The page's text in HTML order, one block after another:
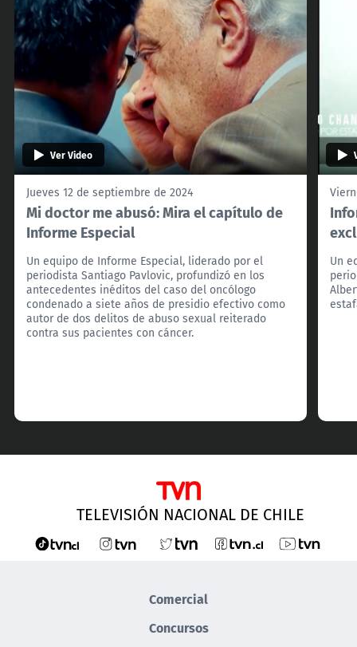
Ver Video
Jueves 12 de septiembre de 2024
Mi doctor me abusó: Mira el capítulo de
Informe Especial
Un equipo de Informe Especial, liderado por el
periodista Santiago Pavlovic, profundizó en los
antecedentes inéditos del caso del oncólogo
condenado a siete años de presidio efectivo como
autor de dos delitos de abuso sexual reiterado
contra sus pacientes con cáncer.
Un
TELEVISIÓN NACIONAL DE CHILE
Comercial
Concursos